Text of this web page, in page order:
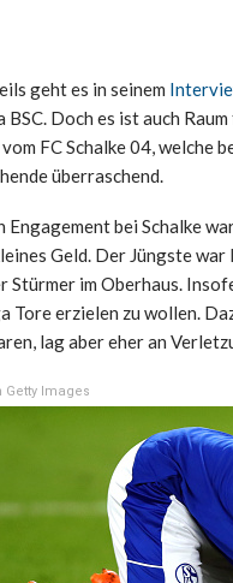
geht es in seinem
BSC. Doch es ist auch
FC Schalke 04, welche
überraschend.
Engagement bei Schalke
Geld. Der Jüngste
Stürmer im Oberhaus.
Tore erzielen zu wollen.
lag aber eher an
Getty Images